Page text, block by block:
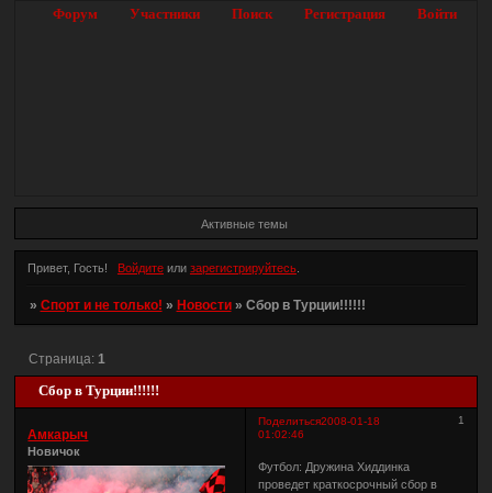
Форум Участники Поиск Регистрация Войти
Активные темы
Привет, Гость! Войдитеили зарегистрируйтесь.
» Спорт и не только! » Новости » Сбор в Турции!!!!!!
Сбор в Турции!!!!!!
Страница: 1
Поделиться 1
2008-01-18
01:02:46
Амкарыч
Новичок
Футбол: Дружина Хиддинка
проведет краткосрочный сбор в